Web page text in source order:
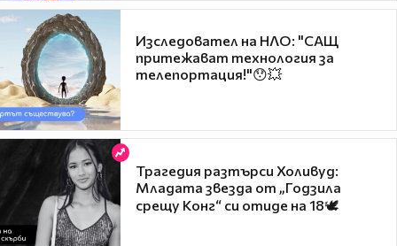
Изследовател на НЛО: "САЩ
притежават технология за
телепортация!"😯💥
Трагедия разтърси Холивуд:
Младата звезда от „Годзила
срещу Конг“ си отиде на 18🕊️